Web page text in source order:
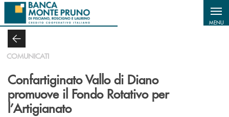
Salta al contenuto principale
MENU
COMUNICATI
Confartiginato Vallo di Diano
promuove il Fondo Rotativo per
l’Artigianato